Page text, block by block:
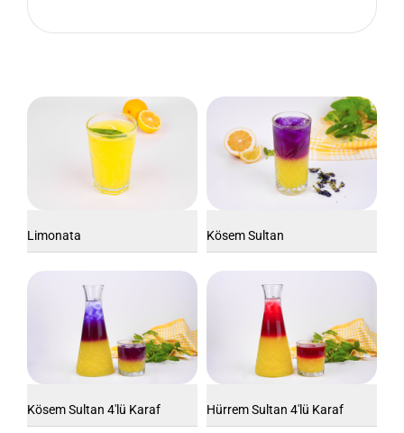
Limonata Kösem Sultan
Kösem Sultan 4'lü Karaf Hürrem Sultan 4'lü Karaf